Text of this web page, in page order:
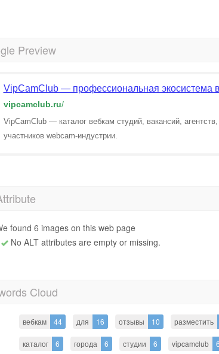
Preview
VipCamClub — профессиональная экосистема
vipcamclub.ru/
VipCamClub — каталог вебкам студий, вакансий,
участников webcam-индустрии.
found 6 images on this web page
No ALT attributes are empty or missing.
Cloud
вебкам 44 для 16 отзывы 10 разместить
каталог 6 города 6 студии 6 vipcamclub 6